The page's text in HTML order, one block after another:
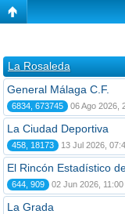
La Rosaleda
General Málaga C.F.
6834, 673745 06 Ago 2026,
La Ciudad Deportiva
458, 18173 13 Jul 2026,
El Rincón Estadístico
644, 909 02 Jun 2026, 11:00
La Grada